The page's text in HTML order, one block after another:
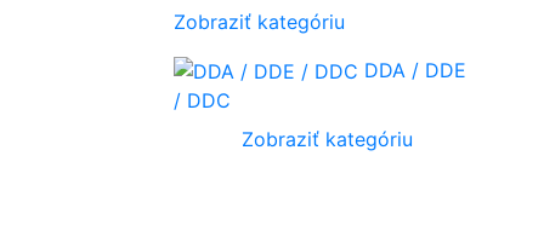
Zobraziť kategóriu
DDA / DDE
/ DDC
Zobraziť kategóriu